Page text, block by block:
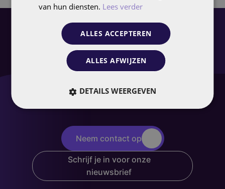
Benieuwd wat we voor
jou kunnen
betekenen?
Neem contact op
Schrijf je in voor onze
nieuwsbrief
van hun diensten. Lees verder
ALLES ACCEPTEREN
ALLES AFWIJZEN
DETAILS WEERGEVEN